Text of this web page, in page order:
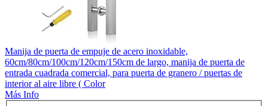
Manija de puerta de empuje de acero inoxidable,
60cm/80cm/100cm/120cm/150cm de largo, manija de puerta de
entrada cuadrada comercial, para puerta de granero / puertas de
interior al aire libre ( Color
Más Info